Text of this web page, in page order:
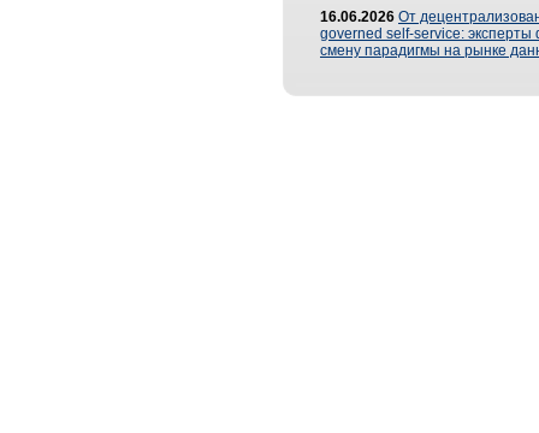
16.06.2026 От
governed self-service: эксперты
смену парадигмы на рынке